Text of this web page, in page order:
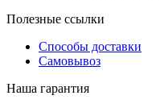
Полезные ссылки
Способы доставки
Самовывоз
Наша гарантия